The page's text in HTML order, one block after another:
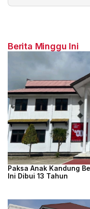
Berita Minggu Ini
Paksa Anak Kandung
Ini Dibui 13 Tahun